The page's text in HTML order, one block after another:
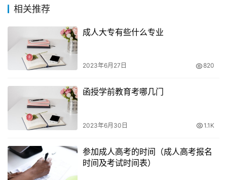
16000元，专升本学制是2.5年，总共学费在8000-10000
函授的费用包括报名费和学费等。函授本科学费标准因学
校、专业和地区而异，一般包括教材费、学费、考试费等，
函授本科学费一年需要2000-3000元左右，一共需要交2，
相关推荐
成人大专有些什么专业
2023年6月27日 820
函授学前教育考哪几门
2023年6月30日 1.1K
参加成人高考的时间（成人高考报名
时间及考试时间表）